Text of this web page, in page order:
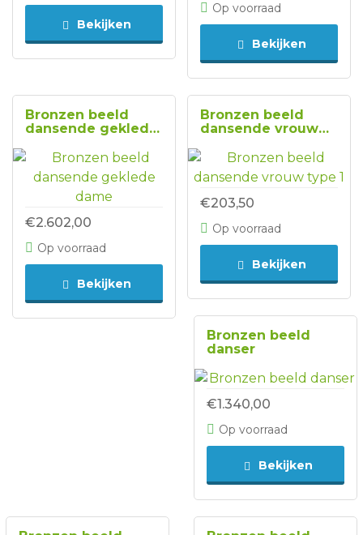
Bekijken
Op voorraad
Bekijken
Bronzen beeld
dansende geklede
€2.602,00
Op voorraad
Bekijken
Bronzen beeld
dansende vrouw
€203,50
Op voorraad
Bekijken
Bronzen beeld
danser
€1.340,00
Op voorraad
Bekijken